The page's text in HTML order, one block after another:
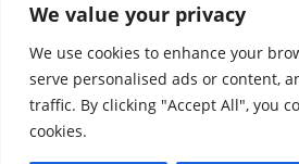
We value your privacy
We use cookies to enhance your
serve personalised ads or content,
traffic. By clicking "Accept All", you
cookies.
©Alu Spinace – Tous droits réservés – Un